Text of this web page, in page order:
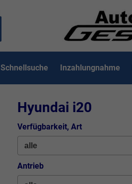
Schnellsuche Inzahlungnahme
Hyundai i20
Verfügbarkeit, Art
Antrieb